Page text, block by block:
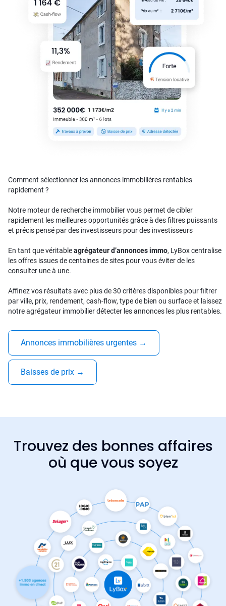
Comment sélectionner les annonces immobilières rentables
rapidement ?
Notre moteur de recherche immobilier vous permet de cibler
rapidement les meilleures opportunités grâce à des filtres puissants
et précis pensé par des investisseurs pour des investisseurs
En tant que véritableagrégateur d’annonces immo, LyBox centralise
les offres issues de centaines de sites pour vous éviter de les
consulter une à une.
Affinez vos résultats avec plus de 30 critères disponibles pour filtrer
par ville, prix, rendement, cash-flow, type de bien ou surface et laissez
notre agrégateur immobilier détecter les annonces les plus rentables.
Annonces immobilières urgentes →
Baisses de prix →
Trouvez des bonnes affaires
où que vous soyez